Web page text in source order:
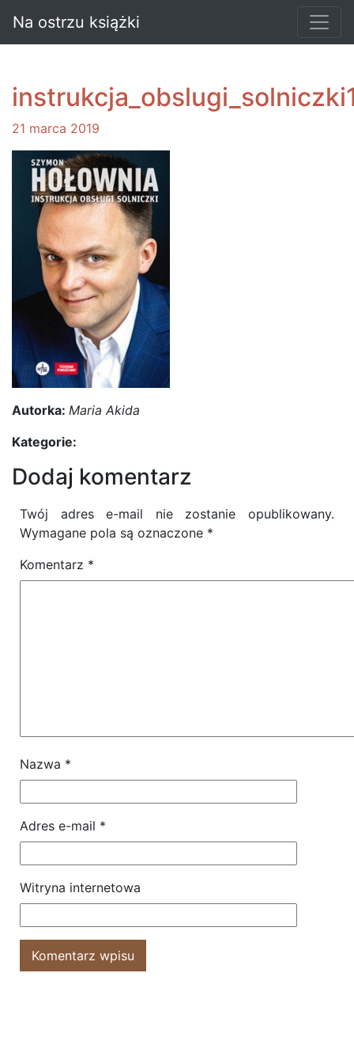
Na ostrzu książki
21 marca 2019
Autorka: Maria Akida
Kategorie:
Dodaj komentarz
Twój adres e-mail nie zostanie opublikowany.
Wymagane pola są oznaczone *
Komentarz *
Nazwa *
Adres e-mail *
Witryna internetowa